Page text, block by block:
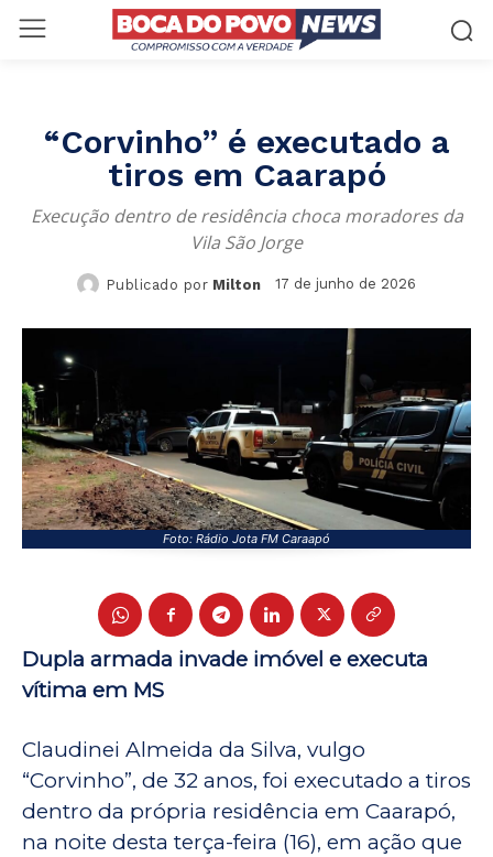
“Corvinho” é executado a
tiros em Caarapó
Execução dentro de residência choca moradores da
Vila São Jorge
Publicado por Milton 17 de junho de 2026
Foto: Rádio Jota FM Caraapó
Dupla armada invade imóvel e executa
vítima em MS
Claudinei Almeida da Silva, vulgo
“Corvinho”, de 32 anos, foi executado a tiros
dentro da própria residência em Caarapó,
na noite desta terça-feira (16), em ação que